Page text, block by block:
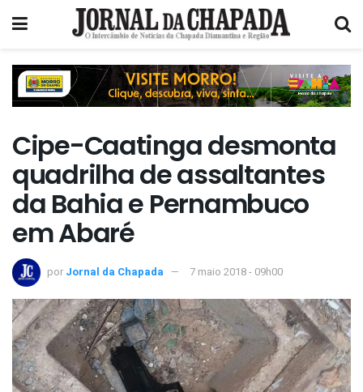
Cipe-Caatinga desmonta
quadrilha de assaltantes
da Bahia e Pernambuco
em Abaré
por Jornal da Chapada 7 maio 2018 - 09h00